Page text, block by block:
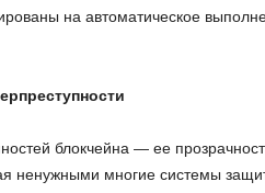
на ав­то­ма­ти­че­ское
блок­чей­на — ее
ненуж­ны­ми мно­гие си­сте­мы